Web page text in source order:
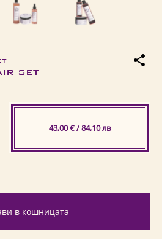
SET
43,00 € / 84,10 лв
в кошницата